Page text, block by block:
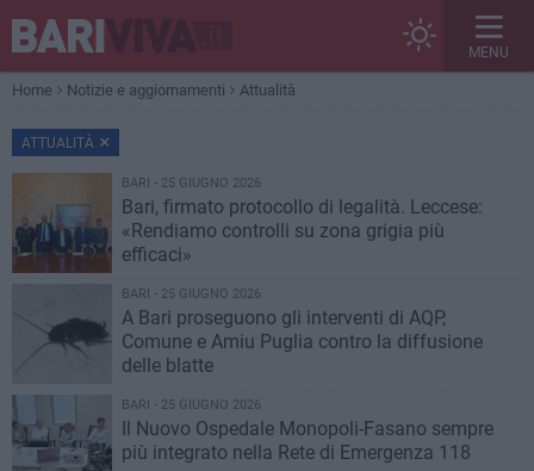
MENU
Home Notizie e aggiornamenti Attualità
ATTUALITÀ
BARI - 25 GIUGNO 2026
Bari, firmato protocollo di legalità. Leccese:
«Rendiamo controlli su zona grigia più
efficaci»
BARI - 25 GIUGNO 2026
A Bari proseguono gli interventi di AQP,
Comune e Amiu Puglia contro la diffusione
delle blatte
BARI - 25 GIUGNO 2026
Il Nuovo Ospedale Monopoli-Fasano sempre
più integrato nella Rete di Emergenza 118